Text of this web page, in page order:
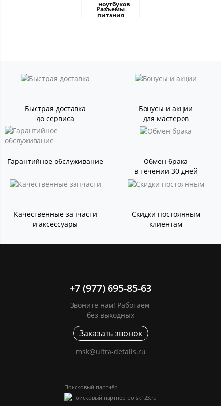
Разъемы
питания
Быстрая доставка
до сервиса
Бонусы и акции
для мастеров
Гарантийное обслуживание
Обмен брака
в течении 30 дней
Качественные запчасти
и аксессуары
Скидки постоянным
клиентам
+7 (977) 695-85-63
Звоните нам! Работаем
без выходных
Заказать звонок
msk@ultra-details.ru
Поисковый партнёр